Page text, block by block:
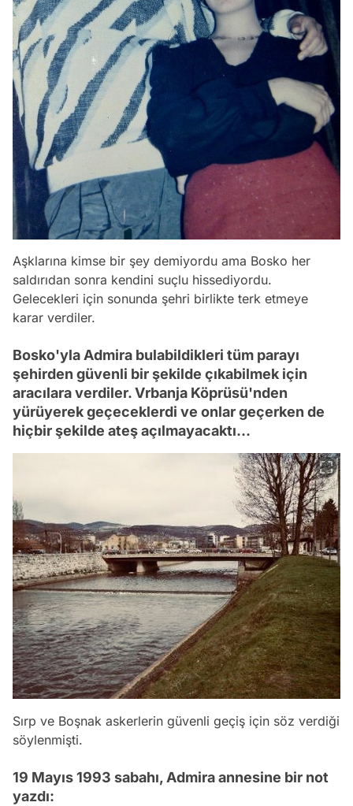
Aşklarına kimse bir şey demiyordu ama Bosko her
saldırıdan sonra kendini suçlu hissediyordu.
Gelecekleri için sonunda şehri birlikte terk etmeye
karar verdiler.
Bosko'yla Admira bulabildikleri tüm parayı
şehirden güvenli bir şekilde çıkabilmek için
aracılara verdiler. Vrbanja Köprüsü'nden
yürüyerek geçeceklerdi ve onlar geçerken de
hiçbir şekilde ateş açılmayacaktı...
Sırp ve Boşnak askerlerin güvenli geçiş için söz verdiği
söylenmişti.
19 Mayıs 1993 sabahı, Admira annesine bir not
yazdı: